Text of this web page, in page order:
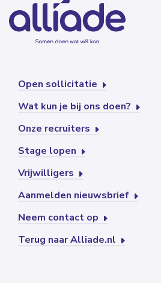
Open sollicitatie
Wat kun je bij ons doen?
Onze recruiters
Stage lopen
Vrijwilligers
Aanmelden nieuwsbrief
Neem contact op
Terug naar Alliade.nl